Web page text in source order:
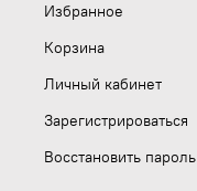
Избранное
Корзина
Личный кабинет
Зарегистрироваться
Восстановить пароль